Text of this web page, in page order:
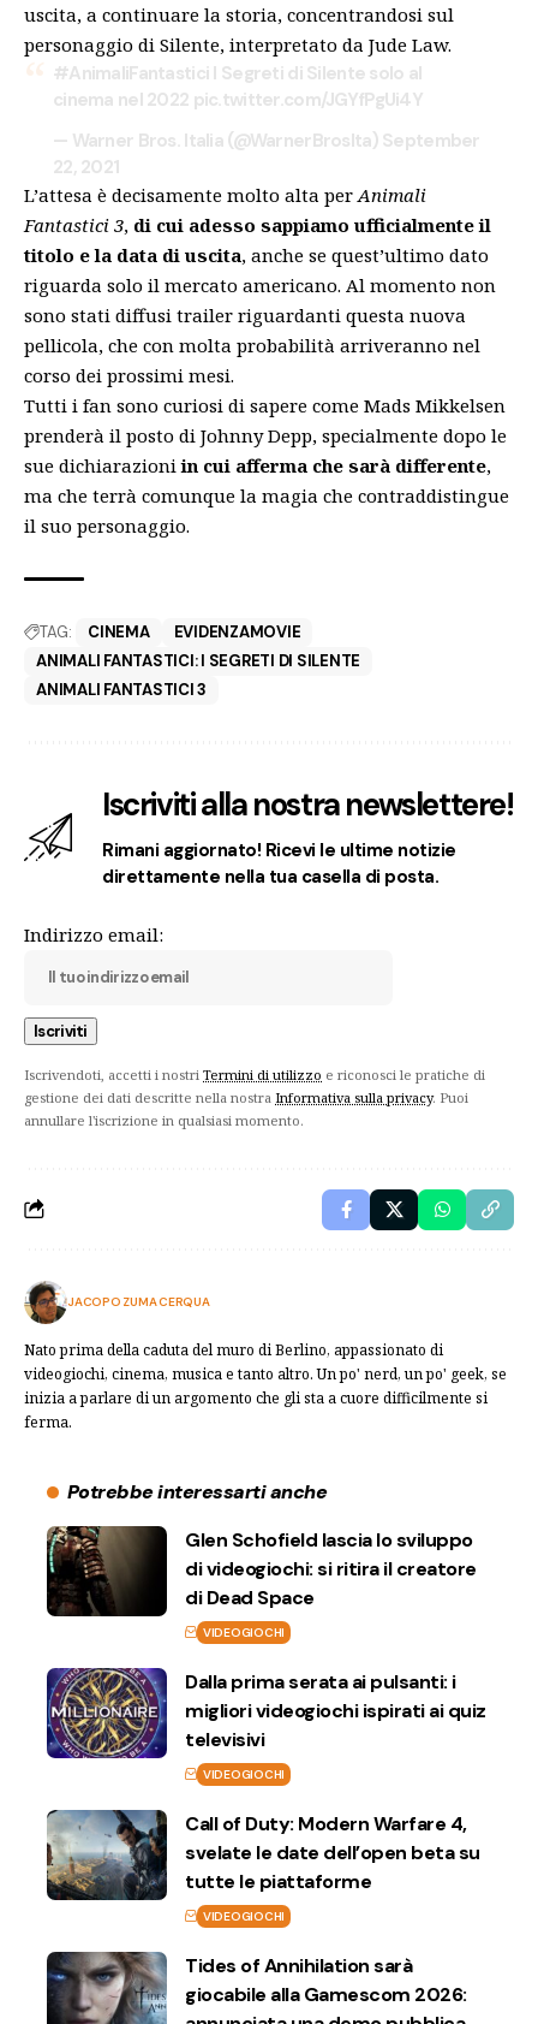
uscita, a continuare la storia, concentrandosi sul
personaggio di Silente, interpretato da Jude Law.
#AnimaliFantastici I Segreti di Silente solo al
cinema nel 2022 pic.twitter.com/JGYfPgUi4Y
— Warner Bros. Italia (@WarnerBrosIta) September
22, 2021
L’attesa è decisamente molto alta per Animali
Fantastici 3, di cui adesso sappiamo ufficialmente il
titolo e la data di uscita, anche se quest’ultimo dato
riguarda solo il mercato americano. Al momento non
sono stati diffusi trailer riguardanti questa nuova
pellicola, che con molta probabilità arriveranno nel
corso dei prossimi mesi.
Tutti i fan sono curiosi di sapere come Mads Mikkelsen
prenderà il posto di Johnny Depp, specialmente dopo le
sue dichiarazioniin cui afferma che sarà differente,
ma che terrà comunque la magia che contraddistingue
il suo personaggio.
TAG: CINEMA
EVIDENZAMOVIE
ANIMALI FANTASTICI: I SEGRETI DI SILENTE
ANIMALI FANTASTICI 3
Iscriviti alla nostra newslettere!
Rimani aggiornato! Ricevi le ultime notizie
direttamente nella tua casella di posta.
Indirizzo email:
Iscrivendoti, accetti i nostri Termini di utilizzo e riconosci le pratiche di
gestione dei dati descritte nella nostra Informativa sulla privacy. Puoi
annullare l'iscrizione in qualsiasi momento.
JACOPO ZUMA CERQUA
Nato prima della caduta del muro di Berlino, appassionato di
videogiochi, cinema, musica e tanto altro. Un po' nerd, un po' geek, se
inizia a parlare di un argomento che gli sta a cuore difficilmente si
ferma.
Potrebbe interessarti anche
Glen Schofield lascia lo sviluppo
di videogiochi: si ritira il creatore
di Dead Space
VIDEOGIOCHI
Dalla prima serata ai pulsanti: i
migliori videogiochi ispirati ai quiz
televisivi
VIDEOGIOCHI
Call of Duty: Modern Warfare 4,
svelate le date dell’open beta su
tutte le piattaforme
VIDEOGIOCHI
Tides of Annihilation sarà
giocabile alla Gamescom 2026: